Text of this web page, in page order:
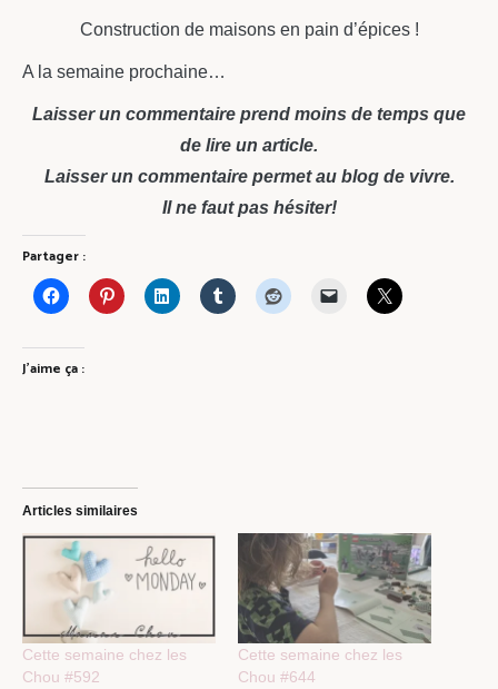
Construction de maisons en pain d’épices !
A la semaine prochaine…
Laisser un commentaire prend moins de temps que
de lire un article.
Laisser un commentaire permet au blog de vivre.
Il ne faut pas hésiter!
Partager :
J’aime ça :
Articles similaires
Cette semaine chez les
Chou #592
Cette semaine chez les
Chou #644